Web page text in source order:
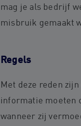
mag je als bedrijf
misbruik gemaakt
Regels
Met deze reden
informatie moeten
wanneer zij